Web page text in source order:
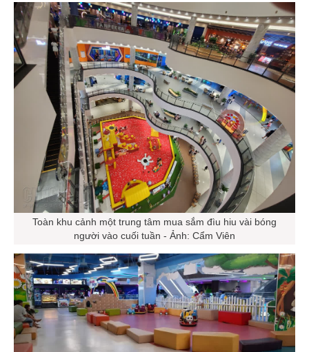
Toàn khu cảnh một trung tâm mua sắm đìu hiu vài bóng
người vào cuối tuần - Ảnh: Cẩm Viên